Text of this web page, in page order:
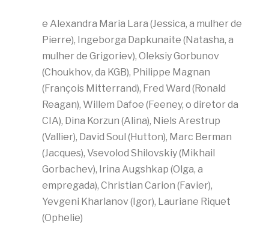
e Alexandra Maria Lara (Jessica, a mulher de
Pierre), Ingeborga Dapkunaite (Natasha, a
mulher de Grigoriev), Oleksiy Gorbunov
(Choukhov, da KGB), Philippe Magnan
(François Mitterrand), Fred Ward (Ronald
Reagan), Willem Dafoe (Feeney, o diretor da
CIA), Dina Korzun (Alina), Niels Arestrup
(Vallier), David Soul (Hutton), Marc Berman
(Jacques), Vsevolod Shilovskiy (Mikhail
Gorbachev), Irina Augshkap (Olga, a
empregada), Christian Carion (Favier),
Yevgeni Kharlanov (Igor), Lauriane Riquet
(Ophelie)